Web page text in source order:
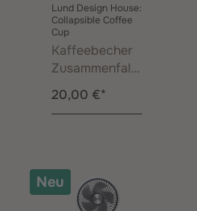
Lund Design House:
Collapsible Coffee
Cup
Kaffeebecher
Zusammenfalt
bar Schwarz
0,35 l
20,00 €*
Neu